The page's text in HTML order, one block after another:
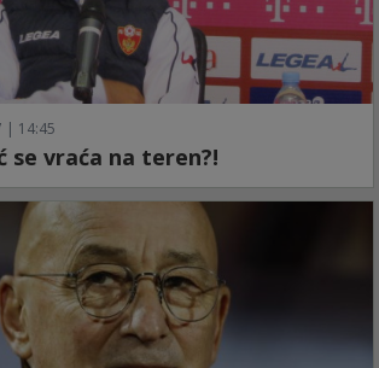
| 14:45
se vraća na teren?!